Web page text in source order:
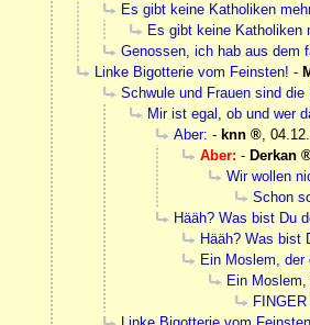
Es gibt keine Katholiken
Es gibt keine Katholiken
Genossen, ich hab aus dem
Linke Bigotterie vom Feinsten! -
Schwule und Frauen sind
Mir ist egal, ob und wer
Aber: - knn ,
Aber: - Derkan
Wir wollen
Schon
Hääh? Was bist Du
Hääh? Was bist
Ein Moslem,
Ein